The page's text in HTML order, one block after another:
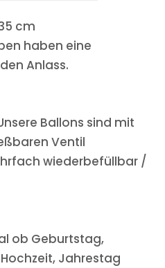
cm
haben eine
Anlass.
Ballons sind mit
Ventil
wiederbefüllbar /
ob Geburtstag,
Jahrestag